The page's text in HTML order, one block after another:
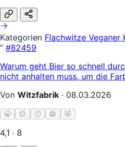
Kategorien Flachwitze Veganer
“ #82459
Warum geht Bier so schnell
nicht anhalten muss, um die
Von Witzfabrik · 08.03.2026
🥱 😐 🙂 😄 🤣
4,1 · 8